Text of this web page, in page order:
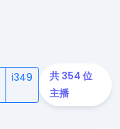
i349
共 354 位
主播